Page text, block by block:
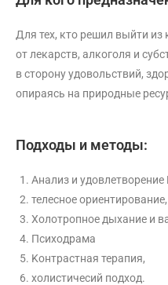
Для тех, кто решил выйти из
от лекарств, алкоголя и
в сторону удовольствий,
опираясь на природные
Подходы и методы:
Анализ и
телесное ориентирование,
Xолотропное дыхание и
Психодрама
Kонтрастная терапия,
холистичесий подход.